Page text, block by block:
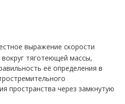
выражение скорости
тяготеющей массы,
её определения в
пространства через замкнутую